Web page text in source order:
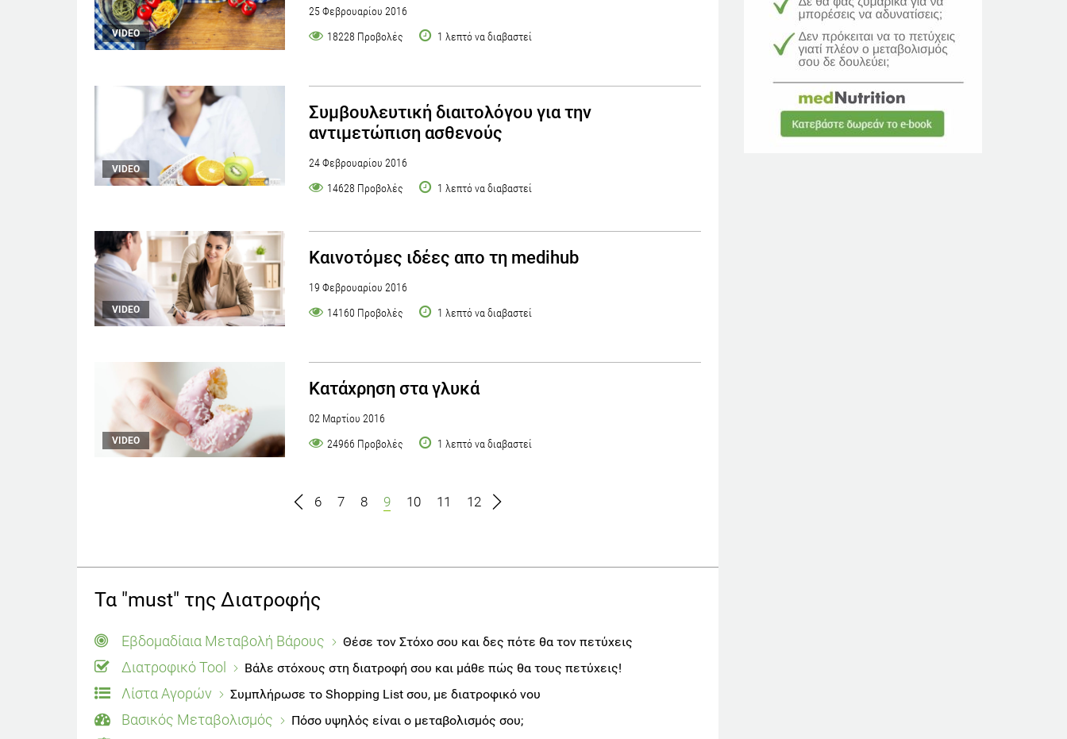
VIDEO
25 Φεβρουαρίου 2016
18228 Προβολές
1 λεπτό να διαβαστεί
VIDEO
Συμβουλευτική διαιτολόγου για την
αντιμετώπιση ασθενούς
24 Φεβρουαρίου 2016
14628 Προβολές
1 λεπτό να διαβαστεί
VIDEO
Καινοτόμες ιδέες απο τη medihub
19 Φεβρουαρίου 2016
14160 Προβολές
1 λεπτό να διαβαστεί
VIDEO
Κατάχρηση στα γλυκά
02 Μαρτίου 2016
24966 Προβολές
1 λεπτό να διαβαστεί
6 7 8 9 10 11 12
Τα "must" της Διατροφής
Εβδομαδίαια Μεταβολή Βάρους Θέσε τον Στόχο σου και δες πότε θα τον πετύχεις
Διατροφικό Tool Βάλε στόχους στη διατροφή σου και μάθε πώς θα τους πετύχεις!
Λίστα Αγορών Συμπλήρωσε το Shopping List σου, με διατροφικό νου
Βασικός Μεταβολισμός Πόσο υψηλός είναι ο μεταβολισμός σου;